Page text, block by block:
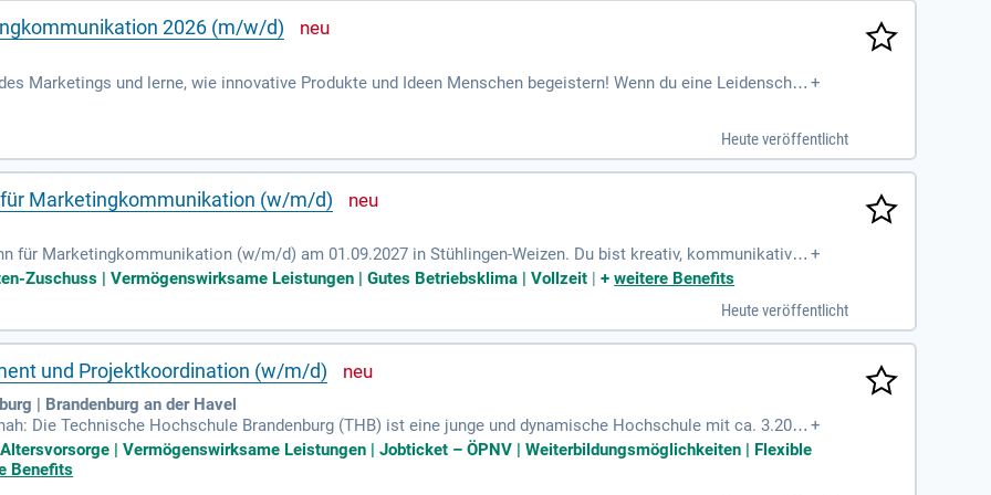
2026 (m/w/d)
Marketings und lerne, wie innovative Produkte und Ideen Menschen begeistern! Wenn du eine Leidenschaf
und chayns hast, bist du bei uns genau richtig. Als Auszubildender in der Marketingkommunikation bei eine
erzeugen. Starte deine Karriere im Marketing und lerne von den Besten, wie effektives Marketing aussi
über https://tobit.com/trainee!
+
Heute veröffentlicht
Marketingkommunikation (w/m/d)
für Marketingkommunikation (w/m/d) am 01.09.2027 in Stühlingen-Weizen. Du bist kreativ, kommunikativ u
mitgestalten? Diese spannende Ausbildung bietet dir vielfältige Aufgaben im internationalen Marketing.
und Betriebswirtschaftslehre sowie Marketingkommunikation und Rechnungswesen. Zudem bist du von An
und arbeitest eng mit namhaften Marketing- und Werbeagenturen zusammen. Voraussetzung ist e
ein höherer Schulabschluss sowie Begeisterung für Kreativität und Kommunikation.
+
Zuschuss | Vermögenswirksame Leistungen | Gutes Betriebsklima | Vollzeit |+weitere Benefits
Heute veröffentlicht
und Projektkoordination (w/m/d)
| Brandenburg an der Havel
Die Technische Hochschule Brandenburg (THB) ist eine junge und dynamische Hochschule mit ca. 3.200
in den Fachbereichen Informatik und Medien, Technik sowie Wirtschaft in der Stadt
+
| Vermögenswirksame Leistungen | Jobticket – ÖPNV | Weiterbildungsmöglichkeiten | Flexible
Benefits